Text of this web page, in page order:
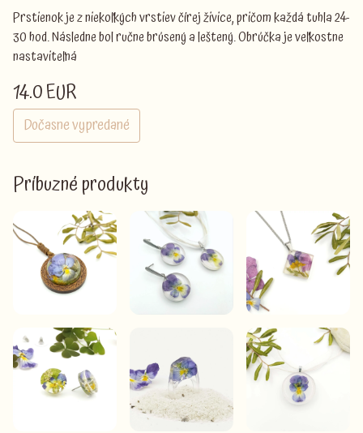
Prstienok je z niekoľkých vrstiev čírej živice, pričom každá tuhla 24-
30 hod. Následne bol ručne brúsený a leštený. Obrúčka je veľkostne
nastaviteľná
14.0 EUR
Dočasne vypredané
Príbuzné produkty